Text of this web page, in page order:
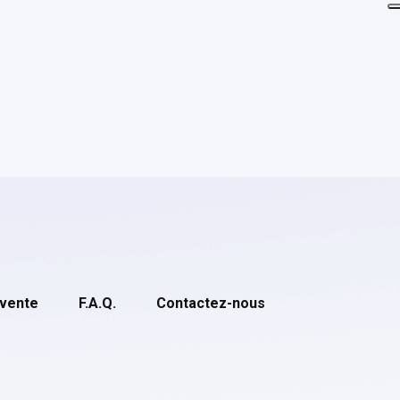
F.A.Q. Contactez-nous